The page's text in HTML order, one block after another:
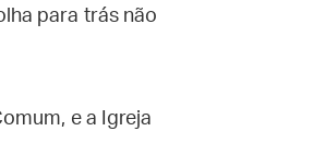
para trás não
e a Igreja